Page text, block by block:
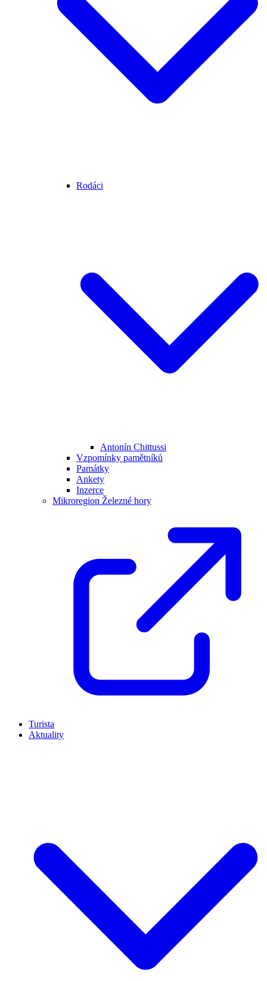
Rodáci
Antonín Chittussi
Vzpomínky pamětníků
Památky
Ankety
Inzerce
Mikroregion Železné hory
Turista
Aktuality